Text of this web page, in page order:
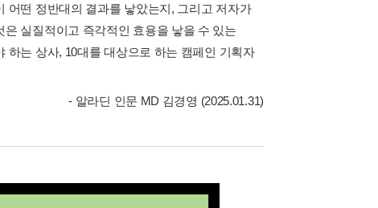
어떤 정반대의 결과를 낳았는지, 그리고 저자가
실질적이고 즉각적인 효용을 낳을 수 있는
는 상사, 10대를 대상으로 하는 캠페인 기획자
- 알라딘 인문 MD 김경영 (2025.01.31)